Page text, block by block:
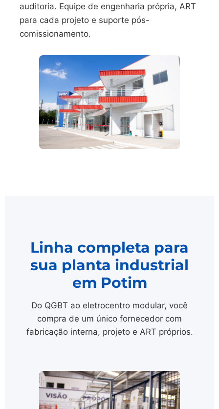
auditoria. Equipe de engenharia própria, ART
para cada projeto e suporte pós-
comissionamento.
Linha completa para
sua planta industrial
em Potim
Do QGBT ao eletrocentro modular, você
compra de um único fornecedor com
fabricação interna, projeto e ART próprios.